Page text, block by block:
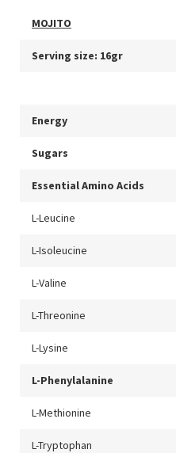
MOJITO
Serving size: 16gr
Energy
Sugars
Essential Amino Acids
L-Leucine
L-Isoleucine
L-Valine
L-Threonine
L-Lysine
L-Phenylalanine
L-Methionine
L-Tryptophan